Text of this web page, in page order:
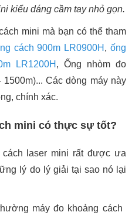
kiểu dáng cầm tay nhỏ gọn.
mini mà bạn có thể tham
cách 900m LR0900H ,ống
LR1200H , Ống nhòm đo
Các dòng máy này
chính xác.
mini có thực sự tốt?
cách laser mini rất được ưa
lý do lý giải tại sao nó lại
máy đo khoảng cách